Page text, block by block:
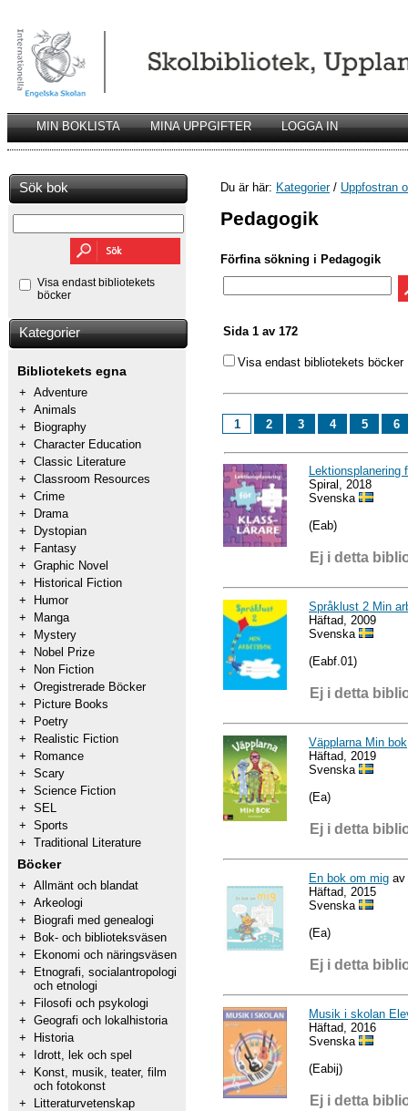
MIN BOKLISTA MINA UPPGIFTER LOGGA IN
Sök bok
Visa endast bibliotekets
böcker
Kategorier
Bibliotekets egna
+ Adventure
+ Animals
+
Biography
+ Character Education
+ Classic Literature
+ Classroom Resources
+ Crime
+
Drama
+
Dystopian
+
Fantasy
+ Graphic Novel
+
Historical Fiction
+
Humor
+
Manga
+
Mystery
+
Nobel Prize
+
Non Fiction
+ Oregistrerade Böcker
+
Picture Books
+
Poetry
+
Realistic Fiction
+
Romance
+ Scary
+ Science Fiction
+ SEL
+ Sports
+ Traditional Literature
Böcker
+ Allmänt och blandat
+ Arkeologi
+
Biografi med genealogi
+
Bok- och biblioteksväsen
+
Ekonomi och näringsväsen
+
Etnografi, socialantropologi
och etnologi
+
Filosofi och psykologi
+ Geografi och lokalhistoria
+
Historia
+
Idrott, lek och spel
+
Konst, musik, teater, film
och fotokonst
+
Litteraturvetenskap
Du är här: Kategorier/ Uppfostran
Pedagogik
Förfina sökning i Pedagogik
Sida 1 av 172
Visa endast bibliotekets böcker
1 2 3 4 5 6
Spiral, 2018
Svenska
(Eab)
Ej i detta
Språklust 2 Min
Häftad, 2009
Svenska
(Eabf.01)
Ej i detta
Väpplarna Min bok
Häftad, 2019
Svenska
(Ea)
Ej i detta
En bok om mig av
Häftad, 2015
Svenska
(Ea)
Ej i detta
Musik i skolan
Häftad, 2016
Svenska
(Eabij)
Ej i detta